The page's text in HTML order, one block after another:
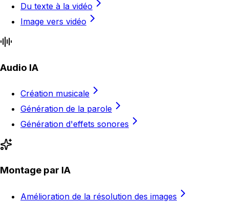
Du texte à la vidéo
Image vers vidéo
Audio IA
Création musicale
Génération de la parole
Génération d'effets sonores
Montage par IA
Amélioration de la résolution des images